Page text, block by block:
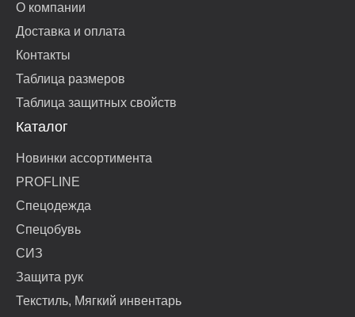
О компании
Доставка и оплата
Контакты
Таблица размеров
Таблица защитных свойств
Каталог
Новинки ассортимента
PROFLINE
Спецодежда
Спецобувь
СИЗ
Защита рук
Текстиль, Мягкий инвентарь